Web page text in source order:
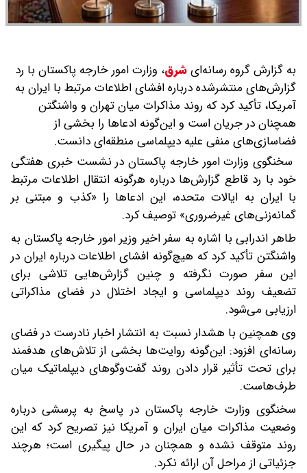
به گزارش گروه رسانه‌ایشرق، وزارت امور خارجه پاکستان با رد
گزارش‌های منتشرشده درباره افشای اطلاعات مرتبط با ایران به
آمریکا، تأکید کرد که روند مذاکرات میان تهران و واشنگتن
همچنان در جریان است و این‌گونه ادعاها را بخشی از
فضاسازی‌های منفی علیه دیپلماسی منطقه‌ای دانست.
سخنگوی وزارت امور خارجه پاکستان در نشست خبری هفتگی
خود با رد قاطع گزارش‌ها درباره هرگونه انتقال اطلاعات مرتبط
با ایران به ایالات متحده، این ادعاها را «کذب و مبتنی بر
گمانه‌زنی‌های غیرضروری» توصیف کرد.
طاهر اندرابی با اشاره به سفر اخیر وزیر امور خارجه پاکستان به
واشنگتن تأکید کرد که هیچ‌گونه افشای اطلاعات درباره ایران در
این سفر صورت نگرفته و چنین گزارش‌هایی تلاشی برای
تضعیف روند دیپلماسی و ایجاد اختلال در فضای مذاکراتی
ارزیابی می‌شود.
وی همچنین با هشدار نسبت به انتشار اخبار نادرست در فضای
رسانه‌ای افزود: این‌گونه روایت‌ها بخشی از تلاش‌های هدفمند
برای تحت تأثیر قرار دادن روند گفت‌وگوهای دیپلماتیک میان
طرف‌هاست.
سخنگوی وزارت خارجه پاکستان در پاسخ به پرسشی درباره
وضعیت مذاکرات میان ایران و آمریکا نیز تصریح کرد که این
روند متوقف نشده و همچنان در حال پیگیری است؛ هرچند
جزئیاتی از مراحل آن ارائه نکرد.